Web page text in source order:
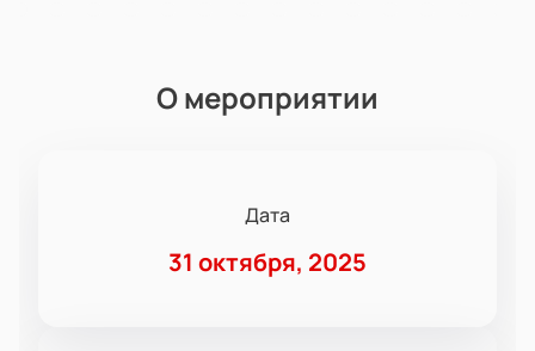
О мероприятии
Дата
31 октября, 2025